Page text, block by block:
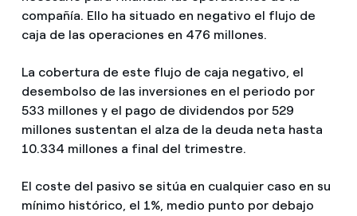
compañía. Ello ha situado en negativo el flujo de
caja de las operaciones en 476 millones.
La cobertura de este flujo de caja negativo, el
desembolso de las inversiones en el periodo por
533 millones y el pago de dividendos por 529
millones sustentan el alza de la deuda neta hasta
10.334 millones a final del trimestre.
El coste del pasivo se sitúa en cualquier caso en su
mínimo histórico, el 1%, medio punto por debajo